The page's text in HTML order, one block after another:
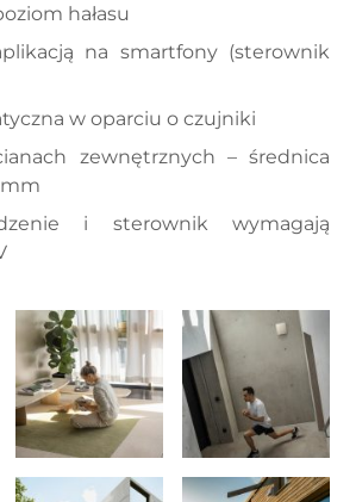
hałasu
na smartfony (sterownik
w oparciu o czujniki
zewnętrznych – średnica
i sterownik wymagają